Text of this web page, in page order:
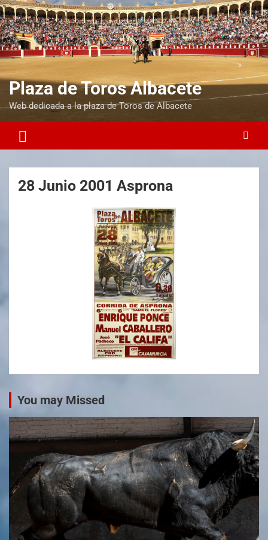
Plaza de Toros Albacete
Web dedicada a la plaza de Toros de Albacete
28 Junio 2001 Asprona
You may Missed